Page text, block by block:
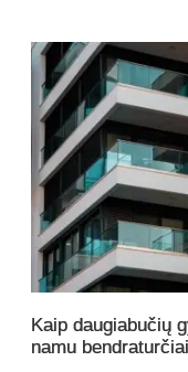
Kaip daugiabučių
namu